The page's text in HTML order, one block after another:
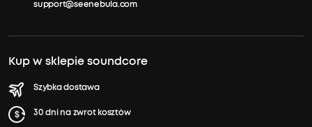
support@seenebula.com
Kup w sklepie soundcore
Szybka dostawa
30 dni na zwrot kosztów